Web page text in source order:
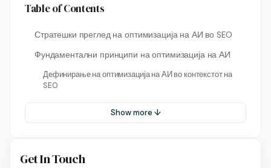
Table of Contents
Стратешки преглед на оптимизација на АИ во SEO
Фундаментални принципи на оптимизација на АИ
Дефинирање на оптимизација на АИ во контекстот на
SEO
Show more ↓
Get In Touch